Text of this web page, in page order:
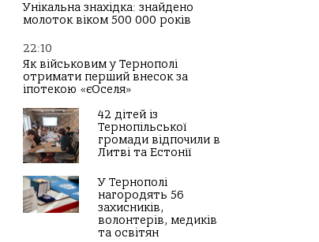
Унікальна знахідка: знайдено
молоток віком 500 000 років
22:10
Як військовим у Тернополі
отримати перший внесок за
іпотекою «єОселя»
42 дітей із
Тернопільської
громади відпочили в
Литві та Естонії
У Тернополі
нагородять 56
захисників,
волонтерів, медиків
та освітян